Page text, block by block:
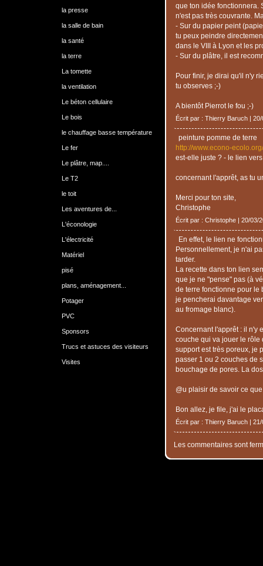
la presse
la salle de bain
la santé
la terre
La tomette
la ventilation
Le béton cellulaire
Le bois
le chauffage basse température
Le fer
Le plâtre, map....
Le T2
le toit
Les aventures de...
L'éconologie
L'électricité
Matériel
pisé
plans, aménagement...
Potager
PVC
Sponsors
Trucs et astuces des visiteurs
Visites
que ton idée fonctionnera.
n'est pas très couvrante.
- Sur du papier peint
tu peux peindre
dans le VIII à Lyon et les
- Sur du plâtre, il est
Pour finir, je dirai qu'il n'y
tu observes ;-)
A bientôt Pierrot le fou ;-)
Écrit par : Thierry Baruch | 20/
peinture pomme de terre
http://www.econo-
est-elle juste ? - le lien
concernant l'apprêt, as tu
Merci pour ton site,
Christophe
Écrit par : Christophe | 20/03/
En effet, le lien ne
Personnellement, je n'ai
tarder.
La recette dans ton lien
que je ne "pense" pas (à
de terre fonctionne pour le
je pencherai davantage
au fromage blanc).
Concernant l'apprêt : il n'y
couche qui va jouer le rôle
support est très poreux, je
passer 1 ou 2 couches de
bouchage de pores. La
@u plaisir de savoir ce
Bon allez, je file, j'ai le
Écrit par : Thierry Baruch | 21/
Les commentaires sont